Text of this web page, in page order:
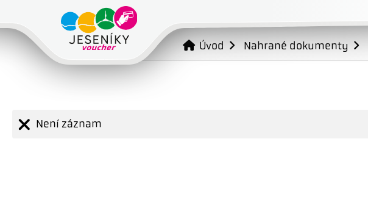
Úvod Nahrané dokumenty
Není záznam